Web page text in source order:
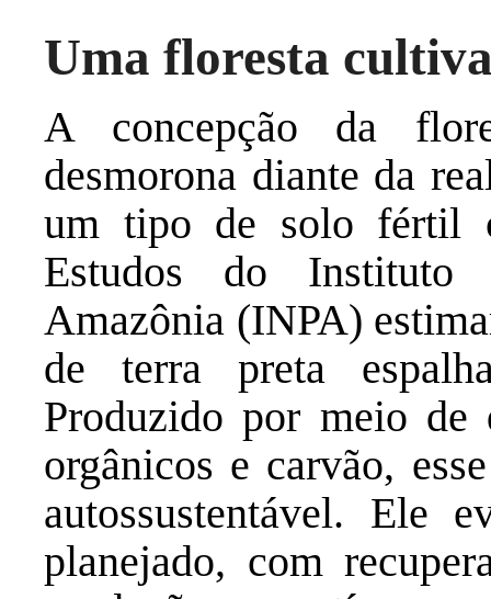
Uma floresta
A concepção da
desmorona diante da
um tipo de solo fértil
Estudos do Instituto
Amazônia (INPA)
de terra preta
Produzido por meio de
orgânicos e carvão,
autossustentável. Ele
planejado, com